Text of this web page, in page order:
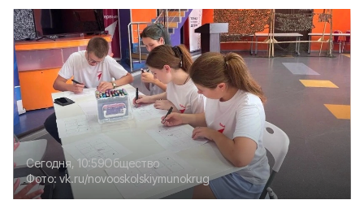
Сегодня, 10:59Общество
Фото: vk.ru/novooskolskiymunokrug